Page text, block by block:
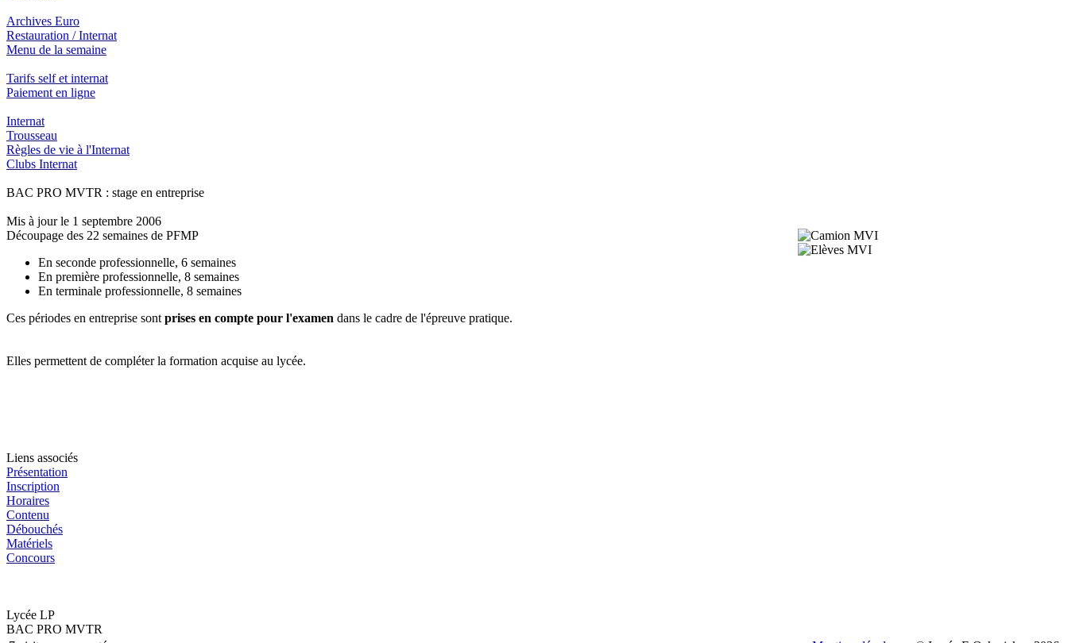
Archives Euro
Restauration / Internat
Menu de la semaine
Tarifs self et internat
Paiement en ligne
Internat
Trousseau
Règles de vie à l'Internat
Clubs Internat
BAC PRO MVTR : stage en entreprise
Mis à jour le 1 septembre 2006
Découpage des 22 semaines de PFMP
En seconde professionnelle, 6 semaines
En première professionnelle, 8 semaines
En terminale professionnelle, 8 semaines
Ces périodes en entreprise sont prises en compte pour l'examen dans le cadre de l'épreuve pratique.
Elles permettent de compléter la formation acquise au lycée.
Liens associés
Présentation
Inscription
Horaires
Contenu
Débouchés
Matériels
Concours
Lycée LP
BAC PRO MVTR